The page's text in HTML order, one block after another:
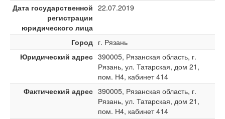
Дата государственной
регистрации
юридического лица
22.07.2019
Город г. Рязань
Юридический адрес 390005, Рязанская область, г.
Рязань, ул. Татарская, дом 21,
пом. Н4, кабинет 414
Фактический адрес 390005, Рязанская область, г.
Рязань, ул. Татарская, дом 21,
пом. Н4, кабинет 414